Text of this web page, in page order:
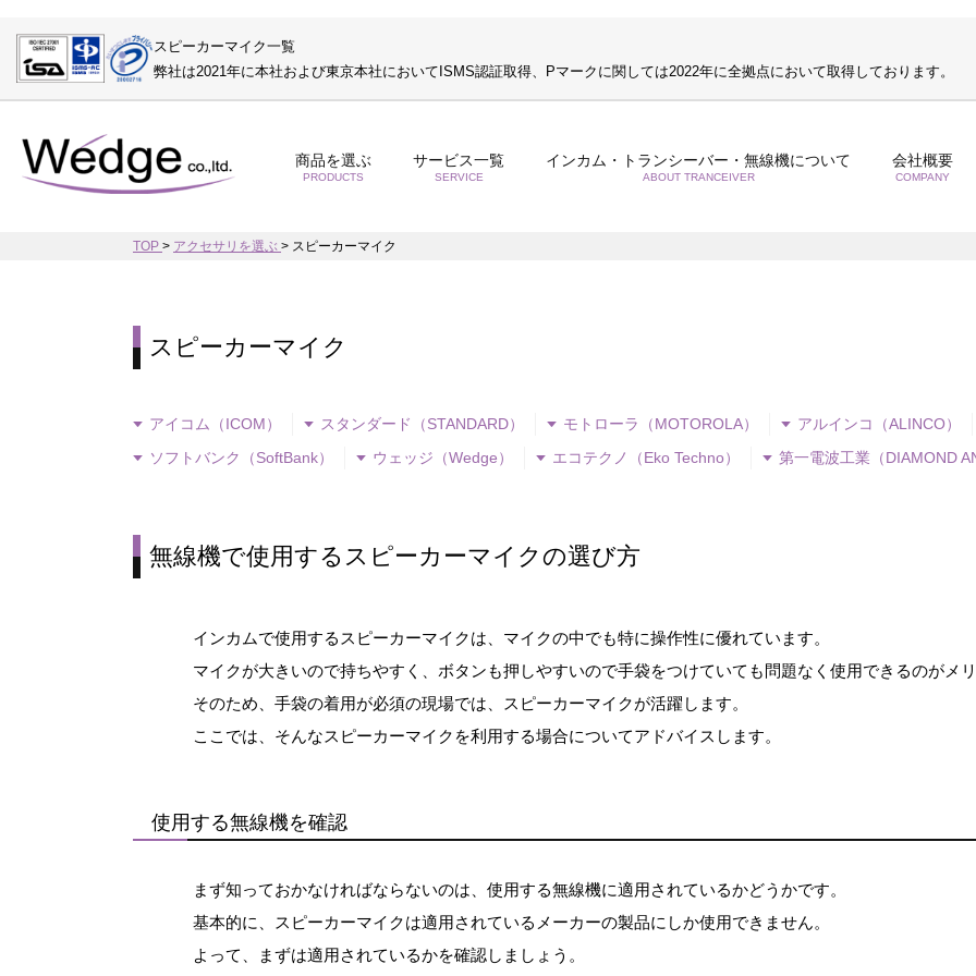
スピーカーマイク一覧
弊社は2021年に本社および東京本社においてISMS認証取得、Pマークに関しては2022年に全拠点において取得しております。
商品を選ぶ
PRODUCTS
サービス一覧
SERVICE
インカム・トランシーバー・無線機について
ABOUT TRANCEIVER
会社概要
COMPANY
TOP > アクセサリを選ぶ > スピーカーマイク
スピーカーマイク
アイコム（ICOM） スタンダード（STANDARD） モトローラ（MOTOROLA） アルインコ（ALINCO）
ソフトバンク（SoftBank）
ウェッジ（Wedge） エコテクノ（Eko Techno） 第一電波工業（DIAMOND
無線機で使用するスピーカーマイクの選び方
インカムで使用するスピーカーマイクは、マイクの中でも特に操作性に優れています。
マイクが大きいので持ちやすく、ボタンも押しやすいので手袋をつけていても問題なく使用できるのがメリ
そのため、手袋の着用が必須の現場では、スピーカーマイクが活躍します。
ここでは、そんなスピーカーマイクを利用する場合についてアドバイスします。
使用する無線機を確認
まず知っておかなければならないのは、使用する無線機に適用されているかどうかです。
基本的に、スピーカーマイクは適用されているメーカーの製品にしか使用できません。
よって、まずは適用されているかを確認しましょう。